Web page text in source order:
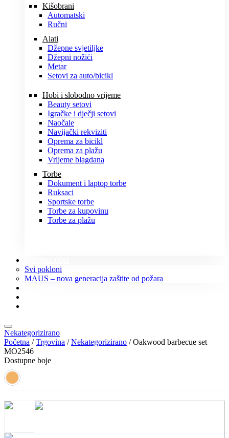
Kišobrani
Automatski
Ručni
Alati
Džepne svjetiljke
Džepni nožići
Metar
Setovi za auto/bicikl
Hobi i slobodno vrijeme
Beauty setovi
Igračke i dječji setovi
Naočale
Navijački rekviziti
Oprema za bicikl
Oprema za plažu
Vrijeme blagdana
Torbe
Dokument i laptop torbe
Ruksaci
Sportske torbe
Torbe za kupovinu
Torbe za plažu
Svi pokloni
MAUS – nova generacija zaštite od požara
Nekategorizirano
Početna /Trgovina /Nekategorizirano / Oakwood barbecue set
MO2546
Dostupne boje